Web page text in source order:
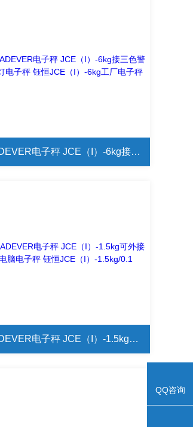
JADEVER电子秤 JCE（I）-6kg接三色警示灯电子秤 钰恒JCE（I）-6kg工厂电子秤
JADEVER电子秤 JCE（I）-1.5kg可外接电脑电子秤 钰恒JCE（I）-1.5kg/0.1
QQ咨询